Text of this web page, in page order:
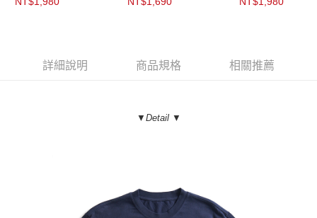
詳細說明 商品規格 相關推薦
▼Detail ▼